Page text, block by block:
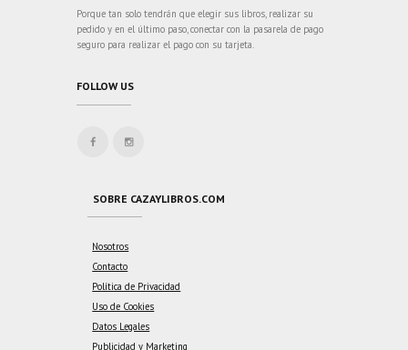
Porque tan solo tendrán que elegir sus libros, realizar su
pedido y en el último paso, conectar con la pasarela de pago
seguro para realizar el pago con su tarjeta.
FOLLOW US
SOBRE CAZAYLIBROS.COM
Nosotros
Contacto
Política de Privacidad
Uso de Cookies
Datos Legales
Publicidad y Marketing